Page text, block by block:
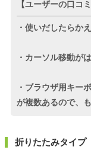
【ユーザーの口コミ
・使いだしたらか
・カーソル移動が
・ブラウザ用キー
が複数あるので、
折りたたみタイプ